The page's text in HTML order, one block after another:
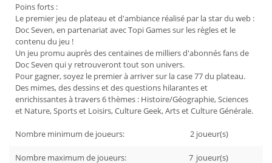
Poins forts :
Le premier jeu de plateau et d'ambiance réalisé par la star du web :
Doc Seven, en partenariat avec Topi Games sur les règles et le
contenu du jeu !
Un jeu promu auprès des centaines de milliers d'abonnés fans de
Doc Seven qui y retrouveront tout son univers.
Pour gagner, soyez le premier à arriver sur la case 77 du plateau.
Des mimes, des dessins et des questions hilarantes et
enrichissantes à travers 6 thèmes : Histoire/Géographie, Sciences
et Nature, Sports et Loisirs, Culture Geek, Arts et Culture Générale.
Nombre minimum de joueurs: 2 joueur(s)
Nombre maximum de joueurs: 7 joueur(s)